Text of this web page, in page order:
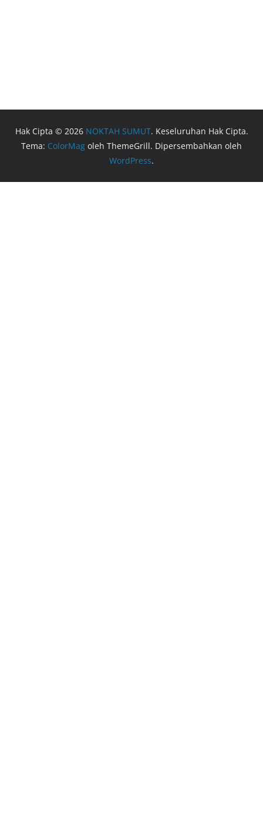
Hak Cipta © 2026 NOKTAH SUMUT. Keseluruhan Hak Cipta.
Tema: ColorMag oleh ThemeGrill. Dipersembahkan oleh
WordPress.